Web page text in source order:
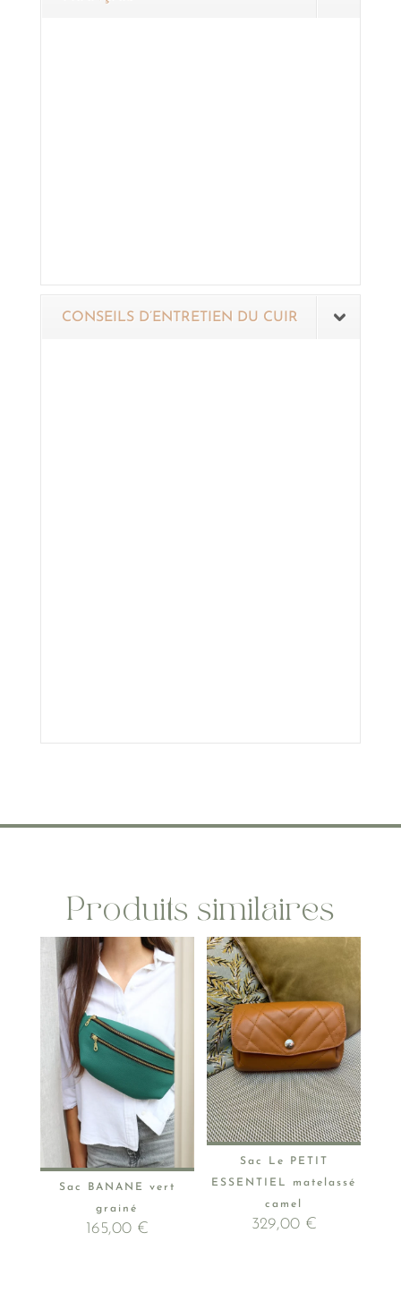
CONSEILS D’ENTRETIEN DU CUIR
Produits similaires
Sac BANANE vert
grainé
165,00 €
Sac Le PETIT
ESSENTIEL matelassé
camel
329,00 €